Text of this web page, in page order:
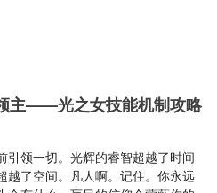
主——光之女技能机制攻略
引领一切。光辉的睿智超越了时间
越了空间。凡人啊。记住。你永远